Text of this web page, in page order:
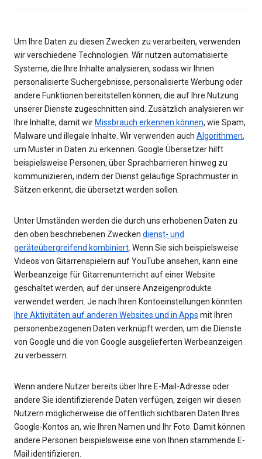
Um Ihre Daten zu diesen Zwecken zu verarbeiten, verwenden
wir verschiedene Technologien. Wir nutzen automatisierte
Systeme, die Ihre Inhalte analysieren, sodass wir Ihnen
personalisierte Suchergebnisse, personalisierte Werbung oder
andere Funktionen bereitstellen können, die auf Ihre Nutzung
unserer Dienste zugeschnitten sind. Zusätzlich analysieren wir
Ihre Inhalte, damit wir Missbrauch erkennen können, wie Spam,
Malware und illegale Inhalte. Wir verwenden auch Algorithmen,
um Muster in Daten zu erkennen. Google Übersetzer hilft
beispielsweise Personen, über Sprachbarrieren hinweg zu
kommunizieren, indem der Dienst geläufige Sprachmuster in
Sätzen erkennt, die übersetzt werden sollen.
Unter Umständen werden die durch uns erhobenen Daten zu
den oben beschriebenen Zwecken dienst- und
geräteübergreifend kombiniert . Wenn Sie sich beispielsweise
Videos von Gitarrenspielern auf YouTube ansehen, kann eine
Werbeanzeige für Gitarrenunterricht auf einer Website
geschaltet werden, auf der unsere Anzeigenprodukte
verwendet werden. Je nach Ihren Kontoeinstellungen könnten
Ihre Aktivitäten auf anderen Websites und in Apps mit Ihren
personenbezogenen Daten verknüpft werden, um die Dienste
von Google und die von Google ausgelieferten Werbeanzeigen
zu verbessern.
Wenn andere Nutzer bereits über Ihre E-Mail-Adresse oder
andere Sie identifizierende Daten verfügen, zeigen wir diesen
Nutzern möglicherweise die öffentlich sichtbaren Daten Ihres
Google-Kontos an, wie Ihren Namen und Ihr Foto. Damit können
andere Personen beispielsweise eine von Ihnen stammende E-
Mail identifizieren.